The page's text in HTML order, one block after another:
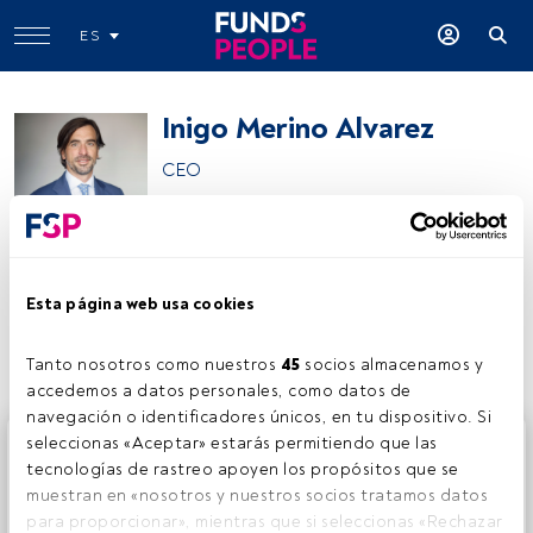
Esta página web usa cookies
Tanto nosotros como nuestros 45 socios almacenamos y
accedemos a datos personales, como datos de
navegación o identificadores únicos, en tu dispositivo. Si
seleccionas «Aceptar» estarás permitiendo que las
tecnologías de rastreo apoyen los propósitos que se
muestran en «nosotros y nuestros socios tratamos datos
para proporcionar», mientras que si seleccionas «Rechazar
ES
Inigo Merino Alvarez
CEO
Compartir:
Este es un artículo exclusivo para los usuarios registrados
de FundsPeople. Si ya estás registrado, accede desde el
botón Login. Si aún no tienes cuenta, te invitamos a
registrarte y disfrutar de todo el universo que ofrece